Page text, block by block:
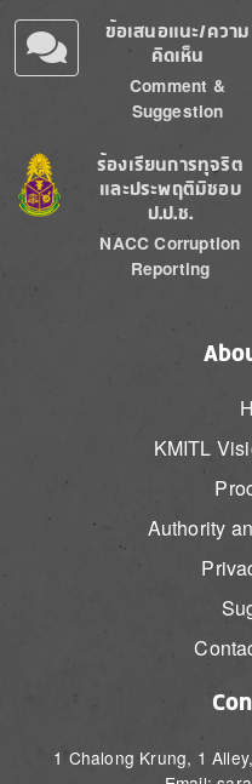
ข้อเสนอแนะ/ความ
คิดเห็น
Comment &
Suggestion
Image
ร้องเรียนการทุจริต
และประพฤติมิชอบ
ป.ป.ช.
NACC Corruption
Reporting
KMITL
Authority
1 Chalong Krung, 1